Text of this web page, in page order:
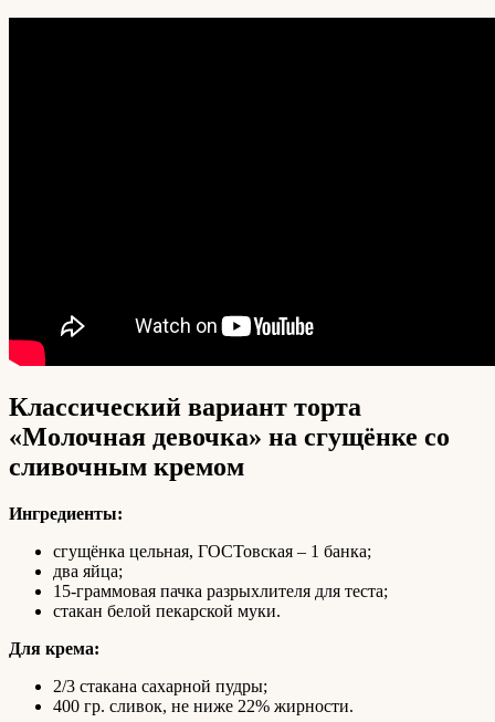
Классический вариант торта
«Молочная девочка» на сгущёнке со
сливочным кремом
Ингредиенты:
сгущёнка цельная, ГОСТовская – 1 банка;
два яйца;
15-граммовая пачка разрыхлителя для теста;
стакан белой пекарской муки.
Для крема:
2/3 стакана сахарной пудры;
400 гр. сливок, не ниже 22% жирности.